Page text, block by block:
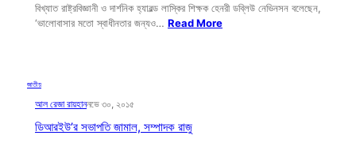
বিখ্যাত রাষ্ট্রবিজ্ঞানী ও দার্শনিক হ্যারল্ড লাস্কির শিক্ষক হেনরী ডব্লিউ নেভিনসন বলেছেন,
‘ভালোবাসার মতো স্বাধীনতার জন্যও… Read More
জাতীয়
আল রেজা রায়হাননভে ৩০, ২০১৫
ডিআরইউ’র সভাপতি জামাল, সম্পাদক রাজু